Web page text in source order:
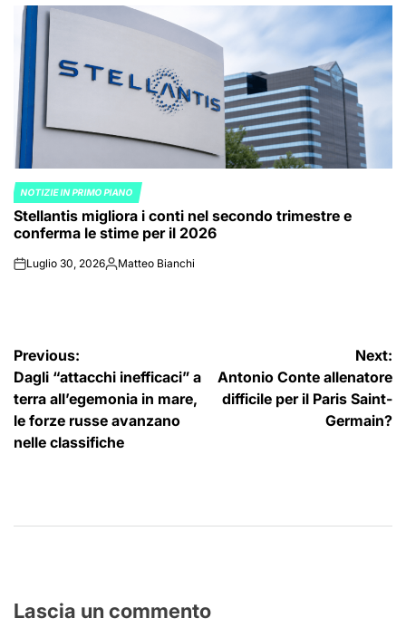
POSTED
IN
NOTIZIE IN PRIMO PIANO
Stellantis migliora i conti nel secondo trimestre e
conferma le stime per il 2026
onLuglio 30, 2026Posted
Matteo Bianchi
Navigazione
articoli
Previous:
Dagli “attacchi inefficaci” a
terra all’egemonia in mare,
le forze russe avanzano
nelle classifiche
Next:
Antonio Conte allenatore
difficile per il Paris Saint-
Germain?
Lascia un commento